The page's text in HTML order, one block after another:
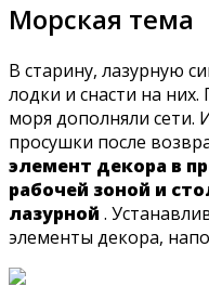
Морская тема
В старину, лазурную
лодки и снасти на
моря дополняли сети.
просушки после
элемент декора в
рабочей зоной и
лазурной .
элементы декора,